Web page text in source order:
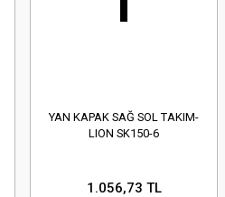
YAN KAPAK SAĞ SOL TAKIM-
LION SK150-6
1.056,73 TL